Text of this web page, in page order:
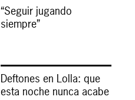
“Seguir jugando
siempre”
Deftones en Lolla: que
esta noche nunca acabe